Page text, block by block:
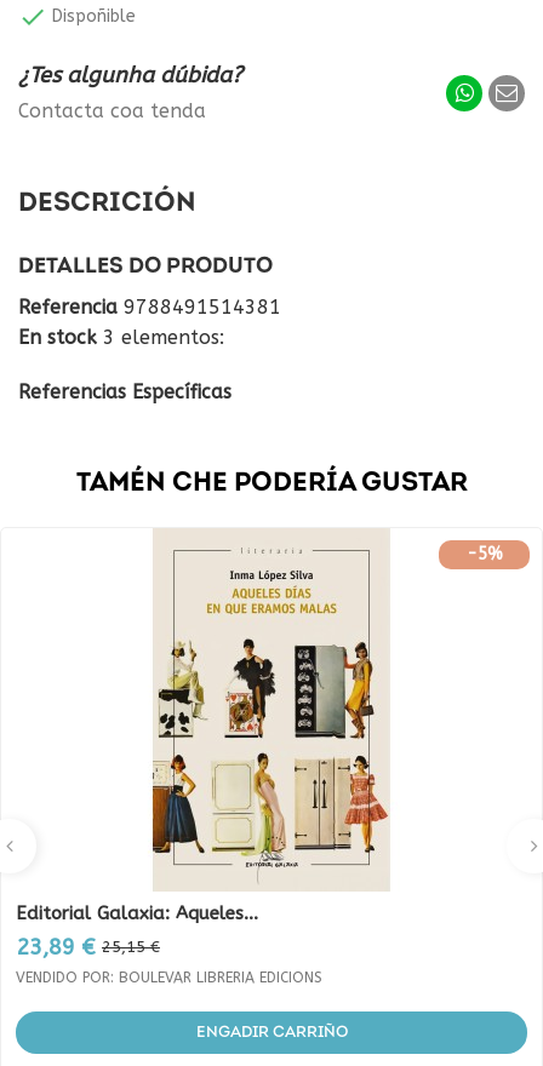
 Dispoñible
¿Tes algunha dúbida?
Contacta coa tenda
DESCRICIÓN
DETALLES DO PRODUTO
Referencia 9788491514381
En stock 3 elementos:
Referencias Específicas
TAMÉN CHE PODERÍA GUSTAR
-5%
Editorial Galaxia: Aqueles...
Prezo
23,89 € Prezo
base
25,15 €
VENDIDO POR: BOULEVAR LIBRERIA EDICIONS
ENGADIR CARRIÑO